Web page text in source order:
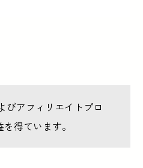
びアフィリエイトプロ
得ています。